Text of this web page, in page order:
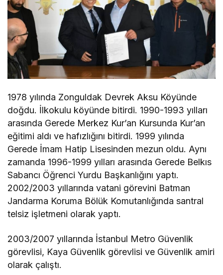
1978 yılında Zonguldak Devrek Aksu Köyünde
doğdu. İlkokulu köyünde bitirdi. 1990-1993 yılları
arasında Gerede Merkez Kur’an Kursunda Kur’an
eğitimi aldı ve hafızlığını bitirdi. 1999 yılında
Gerede İmam Hatip Lisesinden mezun oldu. Aynı
zamanda 1996-1999 yılları arasında Gerede Belkıs
Sabancı Öğrenci Yurdu Başkanlığını yaptı.
2002/2003 yıllarında vatani görevini Batman
Jandarma Koruma Bölük Komutanlığında santral
telsiz işletmeni olarak yaptı.
2003/2007 yıllarında İstanbul Metro Güvenlik
görevlisi, Kaya Güvenlik görevlisi ve Güvenlik amiri
olarak çalıştı.